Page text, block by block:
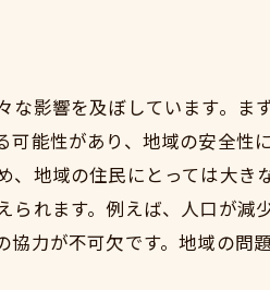
備の第一歩：市場価値の正し
場の動向を把握するためのポ
定を受ける際の注意点
価値を高めるための具体的改
を正確に評価するための調査
影響を及ぼしています。
能性があり、地域の安全
地域の住民にとっては大
れます。例えば、人口が
力が不可欠です。地域の